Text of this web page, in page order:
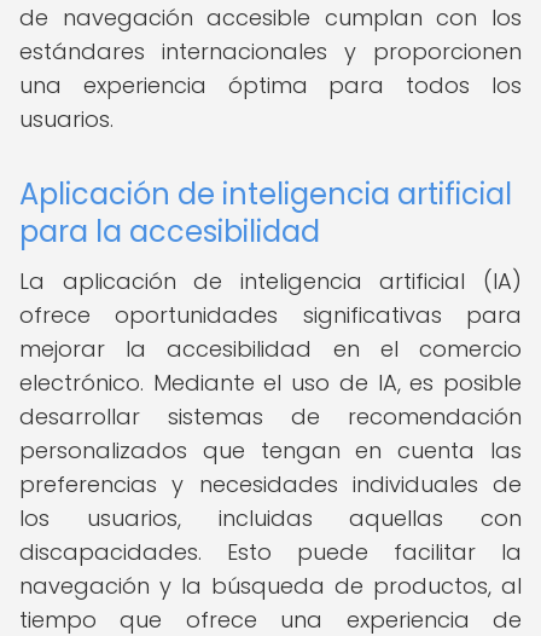
de navegación accesible cumplan con los
estándares internacionales y proporcionen
una experiencia óptima para todos los
usuarios.
Aplicación de inteligencia artificial
para la accesibilidad
La aplicación de inteligencia artificial (IA)
ofrece oportunidades significativas para
mejorar la accesibilidad en el comercio
electrónico. Mediante el uso de IA, es posible
desarrollar sistemas de recomendación
personalizados que tengan en cuenta las
preferencias y necesidades individuales de
los usuarios, incluidas aquellas con
discapacidades. Esto puede facilitar la
navegación y la búsqueda de productos, al
tiempo que ofrece una experiencia de